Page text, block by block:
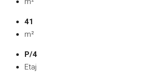
41
m²
P/4
Etaj